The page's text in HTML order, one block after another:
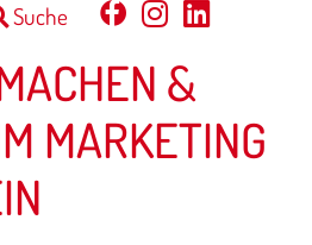
Suche
&
MARKETING